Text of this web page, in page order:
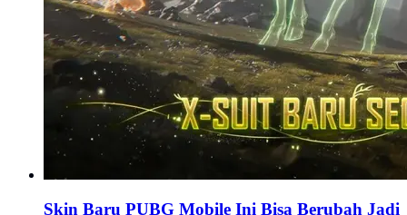
Skin Baru PUBG Mobile Ini Bisa Berubah Jadi